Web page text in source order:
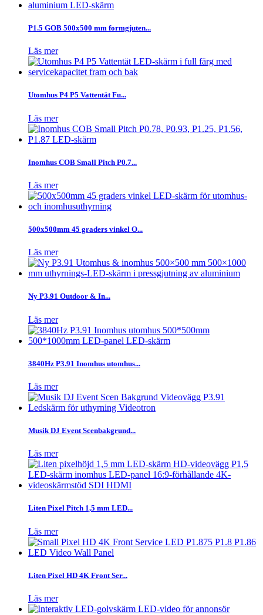
P1.5 GOB 500x500 mm formgjuten...
Läs mer
Utomhus P4 P5 Vattentät Fu...
Läs mer
Inomhus COB Small Pitch P0.7...
Läs mer
500x500mm 45 graders vinkel O...
Läs mer
Ny P3.91 Outdoor & In...
Läs mer
3840Hz P3.91 Inomhus utomhus...
Läs mer
Musik DJ Event Scenbakgrund...
Läs mer
Liten Pixel Pitch 1,5 mm LED...
Läs mer
Liten Pixel HD 4K Front Ser...
Läs mer